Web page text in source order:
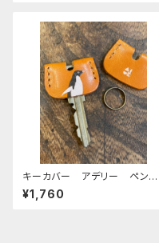
キーカバー アデリー ペンギ
ン CAMEL キャメル 栃木
レザー
¥1,760